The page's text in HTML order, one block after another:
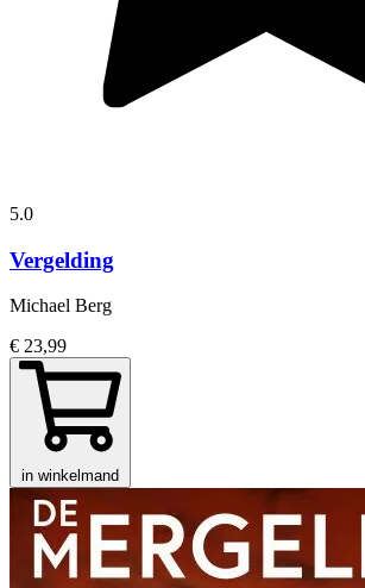
5.0
Vergelding
Michael Berg
€ 23,99
in winkelmand